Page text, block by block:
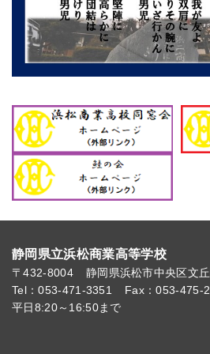
静岡県立浜松商業高等学校
〒432-8004
静岡県浜松市中央区文
Tel：053-471-3351
Fax：053-475-
平日8:20～16:50まで